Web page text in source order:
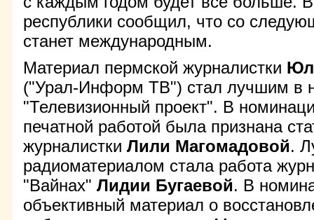
республики сообщил, что со
станет международным.
Материал пермской журналистки
("Урал-Информ ТВ") стал лучшим в
"Телевизионный проект". В
печатной работой была признана
журналистки Лили Магомадовой.
радиоматериалом стала работа
"Вайнах" Лидии Бугаевой. В
объективный материал о